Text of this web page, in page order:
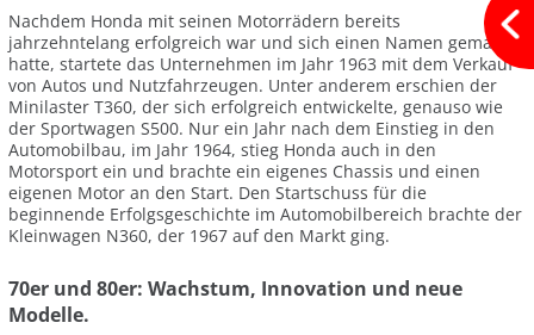
Nachdem Honda mit seinen Motorrädern bereits
jahrzehntelang erfolgreich war und sich einen Namen gemacht
hatte, startete das Unternehmen im Jahr 1963 mit dem Verkauf
von Autos und Nutzfahrzeugen. Unter anderem erschien der
Minilaster T360, der sich erfolgreich entwickelte, genauso wie
der Sportwagen S500. Nur ein Jahr nach dem Einstieg in den
Automobilbau, im Jahr 1964, stieg Honda auch in den
Motorsport ein und brachte ein eigenes Chassis und einen
eigenen Motor an den Start. Den Startschuss für die
beginnende Erfolgsgeschichte im Automobilbereich brachte der
Kleinwagen N360, der 1967 auf den Markt ging.
70er und 80er: Wachstum, Innovation und neue
Modelle.